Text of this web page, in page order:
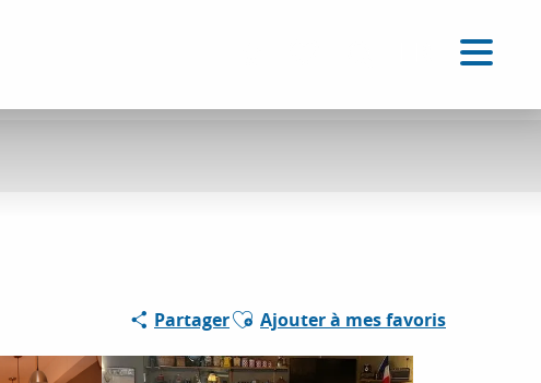
PartagerAjouter aux favoris
Ajouter à mes favoris